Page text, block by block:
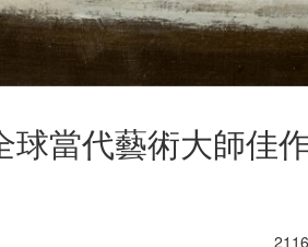
當代藝術大師佳